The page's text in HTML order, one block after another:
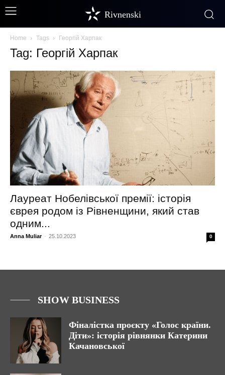
Rivnenski
Home Tags Георгій Харпак
Tag: Георгій Харпак
Лауреат Нобелівської премії: історія
єврея родом із Рівненщини, який став
одним...
Anna Muliar - 25.10.2023 0
SHOW BUSINESS
Фіналістка проєкту «Голос країни.
Діти»: історія рівнянки Катерини
Качановської